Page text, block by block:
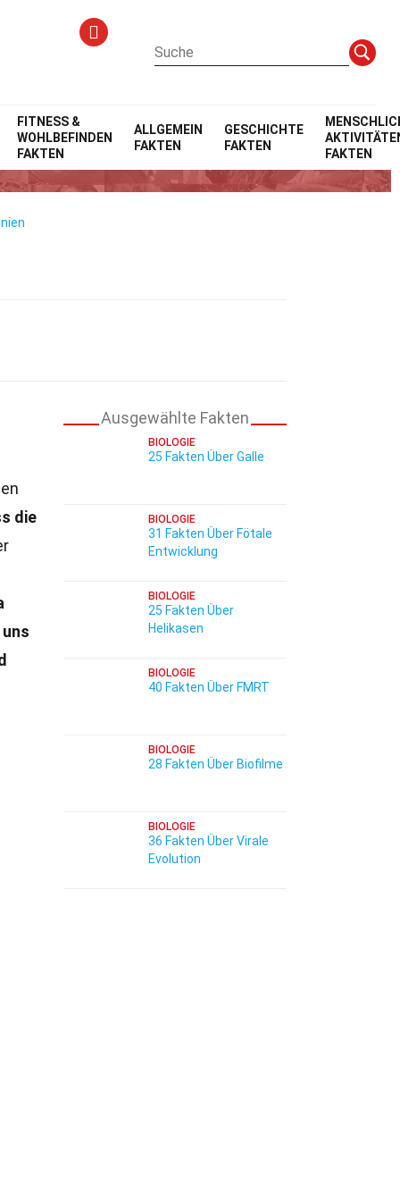
FITNESS &
WOHLBEFINDEN
FAKTEN
ALLGEMEIN
FAKTEN
GESCHICHTE
FAKTEN
FAKTEN
die
Ausgewählte Fakten
BIOLOGIE
25 Fakten Über Galle
BIOLOGIE
31 Fakten Über Fötale
Entwicklung
BIOLOGIE
25 Fakten Über
Helikasen
BIOLOGIE
40 Fakten Über FMRT
BIOLOGIE
28 Fakten Über Biofilme
BIOLOGIE
36 Fakten Über Virale
Evolution